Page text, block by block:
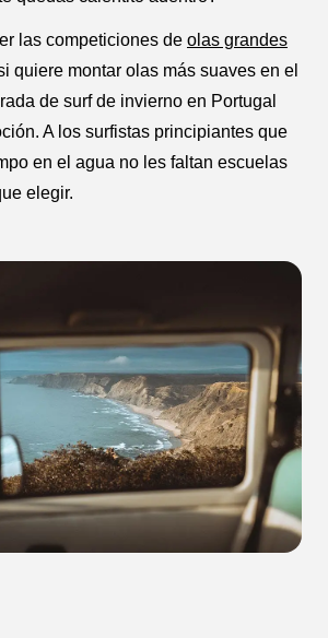
las competiciones de olas grandes
quiere montar olas más suaves en el
de surf de invierno en Portugal
A los surfistas principiantes que
en el agua no les faltan escuelas
elegir.